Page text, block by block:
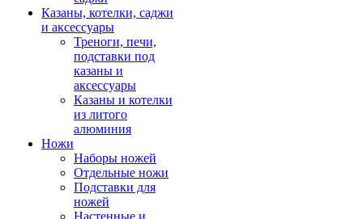
Казаны, котелки, саджи
и аксессуары
Треноги, печи,
подставки под
казаны и
аксессуары
Казаны и котелки
из литого
алюминия
Ножи
Наборы ножей
Отдельные ножи
Подставки для
ножей
Настенные и